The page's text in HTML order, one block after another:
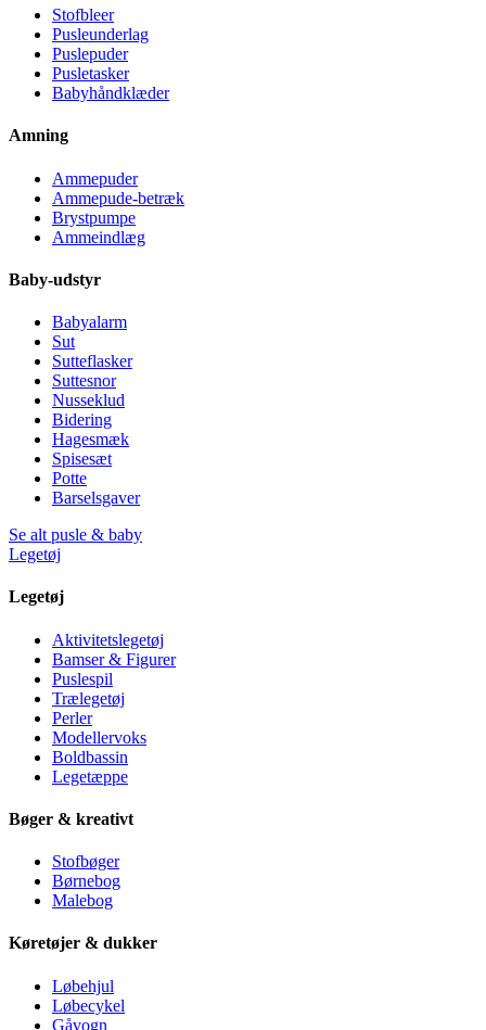
Stofbleer
Pusleunderlag
Puslepuder
Pusletasker
Babyhåndklæder
Amning
Ammepuder
Ammepude-betræk
Brystpumpe
Ammeindlæg
Baby-udstyr
Babyalarm
Sut
Sutteflasker
Suttesnor
Nusseklud
Bidering
Hagesmæk
Spisesæt
Potte
Barselsgaver
Se alt pusle & baby
Legetøj
Legetøj
Aktivitetslegetøj
Bamser & Figurer
Puslespil
Trælegetøj
Perler
Modellervoks
Boldbassin
Legetæppe
Bøger & kreativt
Stofbøger
Børnebog
Malebog
Køretøjer & dukker
Løbehjul
Løbecykel
Gåvogn